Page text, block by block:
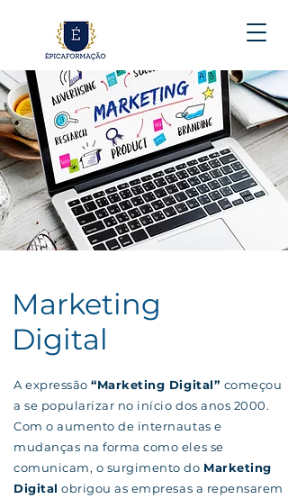
Marketing
Digital
A expressão“Marketing Digital” começou
a se popularizar no início dos anos 2000.
Com o aumento de internautas e
mudanças na forma como eles se
comunicam, o surgimento do Marketing
Digital obrigou as empresas a repensarem